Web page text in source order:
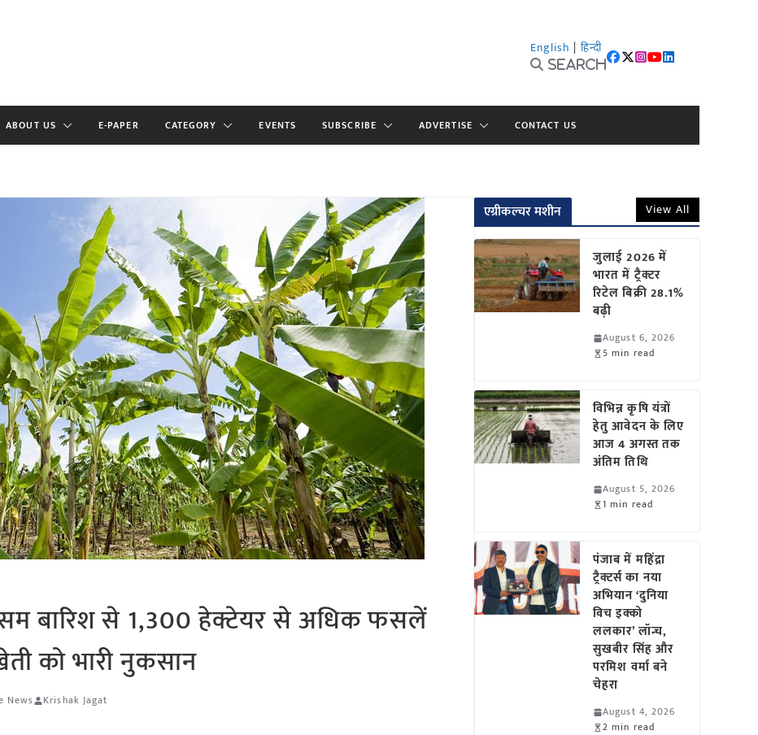
English | हिन्दी
Search
ABOUT US E-PAPER CATEGORY EVENTS SUBSCRIBE ADVERTISE CONTACT US
बारिश से 1,300 हेक्टेयर से अधिक फसलें
को भारी नुकसान
News Krishak Jagat
एग्रीकल्चर मशीन View All
जुलाई 2026 में
भारत में ट्रैक्टर
रिटेल बिक्री 28.1%
बढ़ी
August 6, 2026
5 min read
विभिन्न कृषि यंत्रों
हेतु आवेदन के लिए
आज 4 अगस्त तक
अंतिम तिथि
August 5, 2026
1 min read
पंजाब में महिंद्रा
ट्रैक्टर्स का नया
अभियान ‘दुनिया
विच इक्को
ललकार’ लॉन्च,
सुखबीर सिंह और
परमिश वर्मा बने
चेहरा
August 4, 2026
2 min read